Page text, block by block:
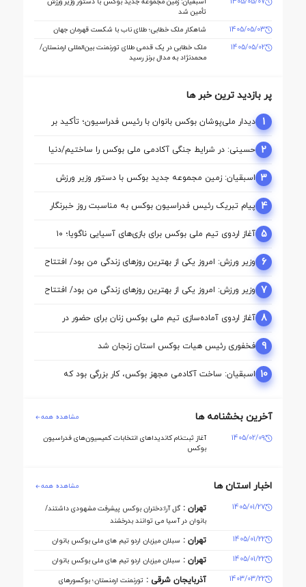
تأمین شد
1405/05/03
شاهکار ملک‌ خطابی؛ طلای ناب با شکست قهرمان جهان
1405/05/02
ملک‌ خطابی در یک قدمی طلای تورنمنت بین‌المللی ارمنستان/
محمدنژاد به مدال برنز رسید
پر بازدید ترین خبر ها
1
دیدار ملی‌پوشان بوکس بانوان با رئیس فدراسیون؛ تأکید بر
حمایت از مسیر آماده‌ سازی برای بازی‌های آسیایی ناگویا
2 حسینی: در شرایط جنگی آکادمی ملی بوکس را ساختیم/دنیا
مالی واقعا نگاه حمایتی از بوکس دارد
3 اسبقیان: زمین مجموعه جدید بوکس با دستور وزیر ورزش
تأمین شد
4 پیام تبریک رئیس فدراسیون بوکس به مناسبت روز خبرنگار
5
آغاز اردوی تیم ملی بوکس برای بازی‌های آسیایی ناگویا؛ ۱۰
ملی‌پوش در اردو
6 وزیر ورزش: امروز یکی از بهترین روزهای زندگی من بود/ افتتاح
آکادمی نقطه آغاز تحول بوکس است
7 وزیر ورزش: امروز یکی از بهترین روزهای زندگی من بود/ افتتاح
آکادمی نقطه آغاز تحول بوکس است
8 آغاز اردوی آماده‌سازی تیم ملی بوکس زنان برای حضور در
بازی‌های آسیایی ناگویا
9 فخفوری رئیس هیات بوکس استان زنجان شد
10 اسبقیان: ساخت آکادمی مجهز بوکس، کار بزرگی بود که
حسینی برای این رشته انجام داد
آخرین بخشنامه ها مشاهده همه
1405/02/09
آغاز ثبت‌نام کاندیداهای انتخابات کمیسیون‌های فدراسیون
بوکس
اخبار استان ها مشاهده همه
1405/01/27 تهران : گل آرا:دختران بوکس پیشرفت مشهودی داشتند/
بانوان در آسیا می توانند بدرخشند
1405/01/22
تهران : سبلان میزبان اردو تیم های ملی بوکس بانوان
1405/01/22
تهران : سبلان میزبان اردو تیم های ملی بوکس بانوان
1403/03/22
آذربایجان شرقی : تورنمنت ارمنستان؛ بوکسورهای